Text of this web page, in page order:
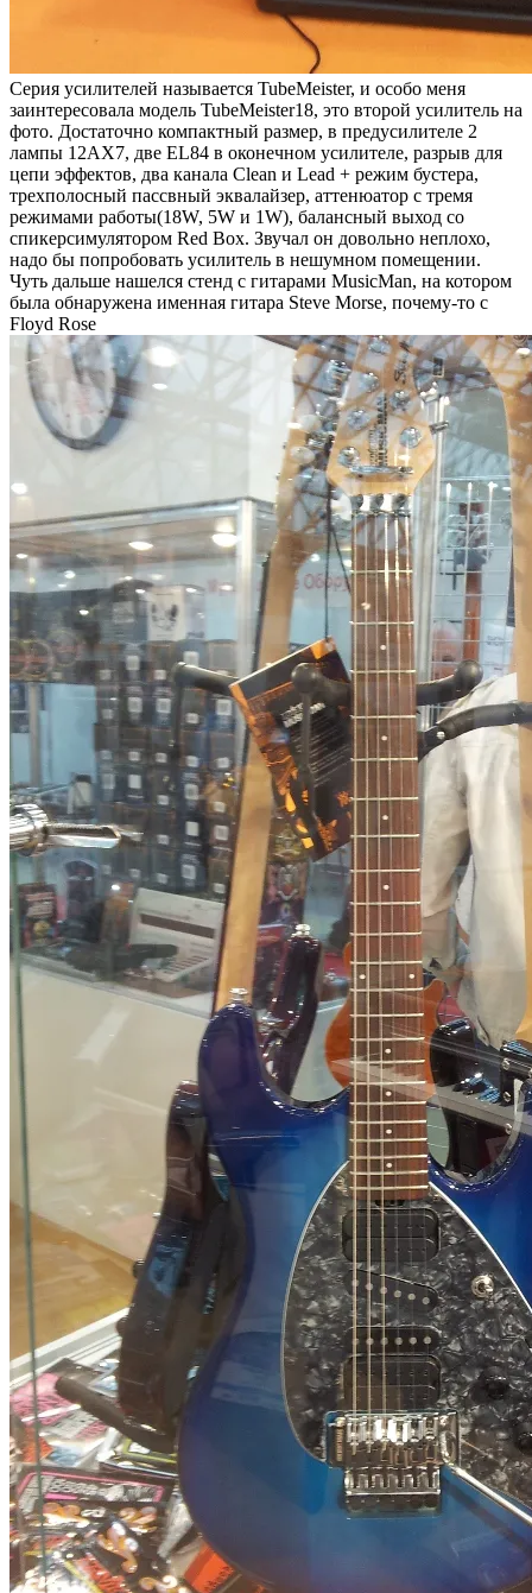
Серия усилителей называется TubeMeister, и особо меня
заинтересовала модель TubeMeister18, это второй усилитель на
фото. Достаточно компактный размер, в предусилителе 2
лампы 12AX7, две EL84 в оконечном усилителе, разрыв для
цепи эффектов, два канала Clean и Lead + режим бустера,
трехполосный пассвный эквалайзер, аттенюатор с тремя
режимами работы(18W, 5W и 1W), балансный выход со
спикерсимулятором Red Box. Звучал он довольно неплохо,
надо бы попробовать усилитель в нешумном помещении.
Чуть дальше нашелся стенд с гитарами MusicMan, на котором
была обнаружена именная гитара Steve Morse, почему-то с
Floyd Rose